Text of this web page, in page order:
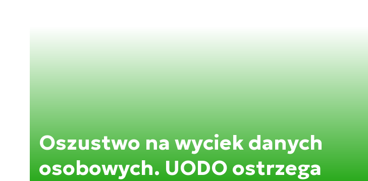
Oszustwo na wyciek danych
osobowych. UODO ostrzega